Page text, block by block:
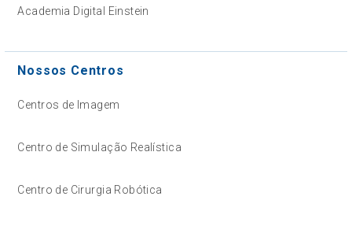
Academia Digital Einstein
Nossos Centros
Centros de Imagem
Centro de Simulação Realística
Centro de Cirurgia Robótica